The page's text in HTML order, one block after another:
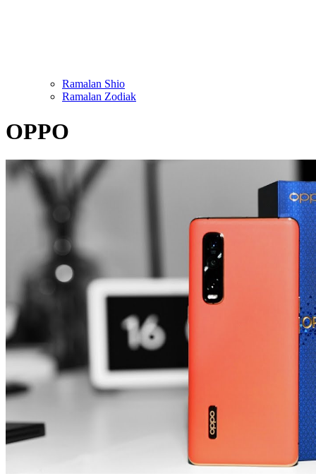
Ramalan Shio
Ramalan Zodiak
OPPO